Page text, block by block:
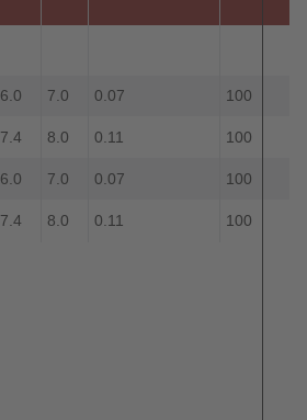
6.0 7.0 0.07 100
7.4 8.0 0.11 100
6.0 7.0 0.07 100
7.4 8.0 0.11 100